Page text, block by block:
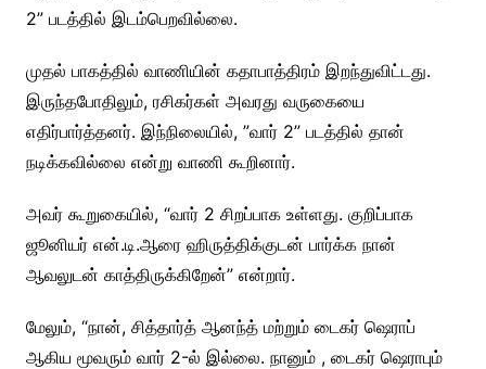
2” படத்தில் இடம்பெறவில்லை.
முதல் பாகத்தில் வாணியின் கதாபாத்திரம் இறந்துவிட்டது.
இருந்தபோதிலும், ரசிகர்கள் அவரது வருகையை
எதிர்பார்த்தனர். இந்நிலையில், ”வார் 2” படத்தில் தான்
நடிக்கவில்லை என்று வாணி கூறினார்.
அவர் கூறுகையில், “வார் 2 சிறப்பாக உள்ளது. குறிப்பாக
ஜூனியர் என்.டி.ஆரை ஹிருத்திக்குடன் பார்க்க நான்
ஆவலுடன் காத்திருக்கிறேன்” என்றார்.
மேலும், “நான், சித்தார்த் ஆனந்த் மற்றும் டைகர் ஷெராப்
ஆகிய மூவரும் வார் 2-ல் இல்லை. நானும் , டைகர் ஷெராபும்